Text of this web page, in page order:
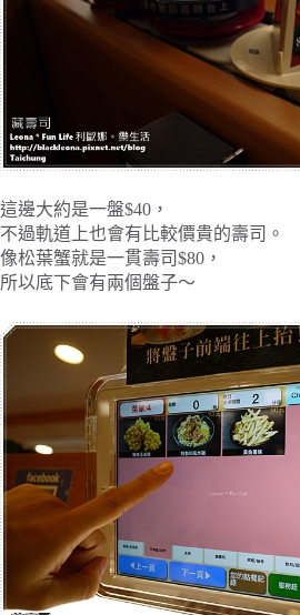
這邊大約是一盤$40，
不過軌道上也會有比較價貴的壽司。
像松葉蟹就是一貫壽司$80，
所以底下會有兩個盤子～